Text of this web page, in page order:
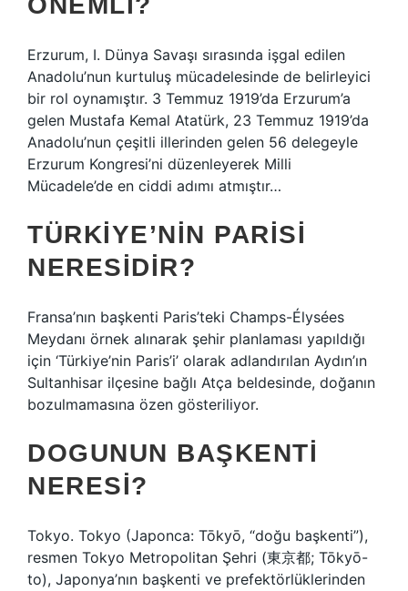
Erzurum, I. Dünya Savaşı sırasında işgal edilen
Anadolu’nun kurtuluş mücadelesinde de belirleyici
bir rol oynamıştır. 3 Temmuz 1919’da Erzurum’a
gelen Mustafa Kemal Atatürk, 23 Temmuz 1919’da
Anadolu’nun çeşitli illerinden gelen 56 delegeyle
Erzurum Kongresi’ni düzenleyerek Milli
Mücadele’de en ciddi adımı atmıştır…
TÜRKIYE’NIN PARISI
NERESIDIR?
Fransa’nın başkenti Paris’teki Champs-Élysées
Meydanı örnek alınarak şehir planlaması yapıldığı
için ‘Türkiye’nin Paris’i’ olarak adlandırılan Aydın’ın
Sultanhisar ilçesine bağlı Atça beldesinde, doğanın
bozulmamasına özen gösteriliyor.
DOGUNUN BAŞKENTI
NERESI?
Tokyo. Tokyo (Japonca: Tōkyō, “doğu başkenti”),
resmen Tokyo Metropolitan Şehri (東京都; Tōkyō-
to), Japonya’nın başkenti ve prefektörlüklerinden